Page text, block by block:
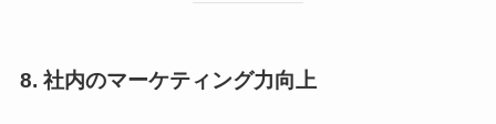
8. 社内のマーケティング力向上